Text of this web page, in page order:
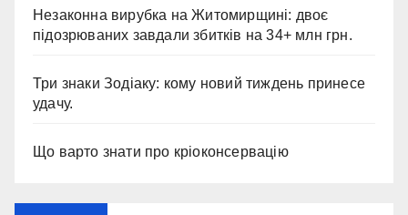
Незаконна вирубка на Житомирщині: двоє
підозрюваних завдали збитків на 34+ млн грн.
Три знаки Зодіаку: кому новий тиждень принесе
удачу.
Що варто знати про кріоконсервацію